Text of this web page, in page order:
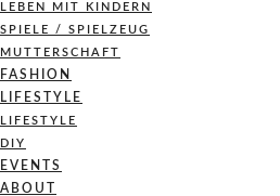
LEBEN MIT KINDERN
SPIELE / SPIELZEUG
MUTTERSCHAFT
FASHION
LIFESTYLE
LIFESTYLE
DIY
EVENTS
ABOUT